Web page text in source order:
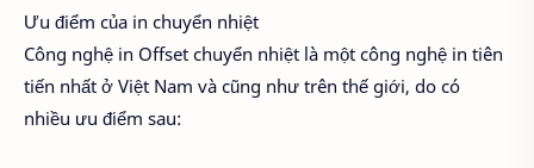
Ưu điểm của in chuyển nhiệt
Công nghệ in Offset chuyển nhiệt là một công nghệ in tiên
tiến nhất ở Việt Nam và cũng như trên thế giới, do có
nhiều ưu điểm sau: